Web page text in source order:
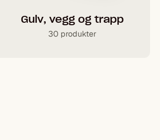
Gulv, vegg og trapp
30 produkter